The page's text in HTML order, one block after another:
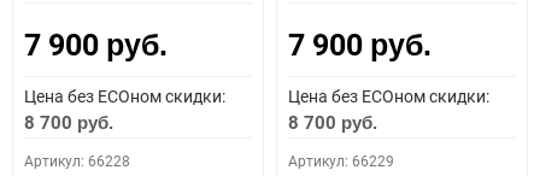
Как определить полярность?
0 - обратная 1 - прямая 3 - обратная 4 - прямая
7 900 руб.
Цена без ECOном скидки:
8 700 руб.
Артикул: 66228
7 900 руб.
Цена без ECOном скидки:
8 700 руб.
Артикул: 66229